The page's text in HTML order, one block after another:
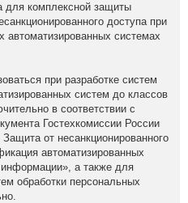
для комплексной защиты
доступа при
автоматизированных системах
при разработке систем
систем до классов
в соответствии с
Гостехкомиссии России
от несанкционированного
автоматизированных
а также для
обработки персональных